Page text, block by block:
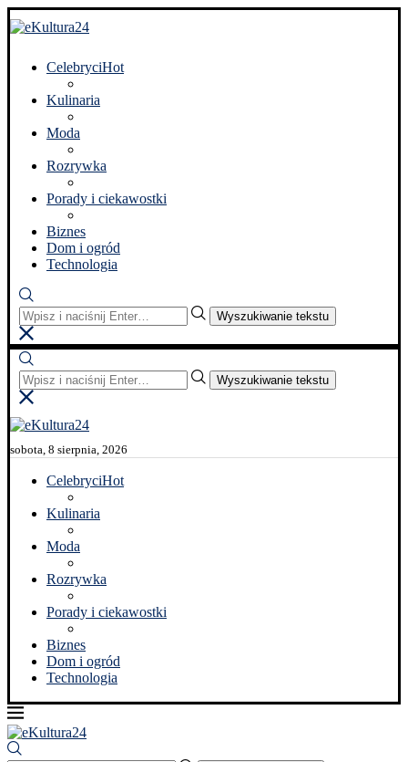
CelebryciHot
Kulinaria
Moda
Rozrywka
Porady i ciekawostki
Biznes
Dom i ogród
Technologia
Wyszukiwanie tekstu
Wyszukiwanie tekstu
sobota, 8 sierpnia, 2026
CelebryciHot
Kulinaria
Moda
Rozrywka
Porady i ciekawostki
Biznes
Dom i ogród
Technologia